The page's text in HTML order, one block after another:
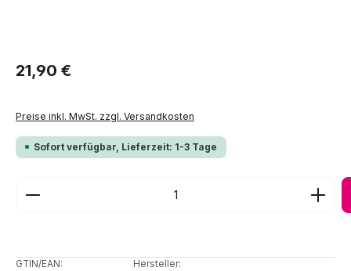
Regulärer Preis:
21,90 €
Preise inkl. MwSt. zzgl. Versandkosten
Sofort verfügbar, Lieferzeit: 1-3 Tage
Produkt Anzahl: Gib den gewünschten Wert ein
GTIN/EAN: Hersteller: